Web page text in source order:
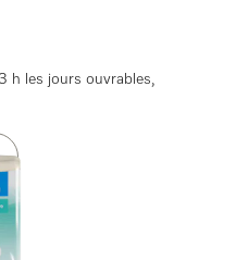
h les jours ouvrables,